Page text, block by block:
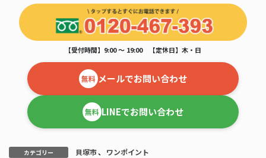
【受付時間】9:00 ～ 19:00 【定休日】木・日
無料 メールでお問い合わせ
無料 LINEでお問い合わせ
カテゴリー 貝塚市、 ワンポイント